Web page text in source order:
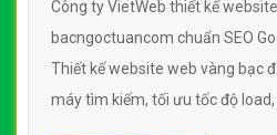
Công ty VietWeb thiết kế
bacngoctuancom chuẩn SEO
Thiết kế website web vàng bạc
máy tìm kiếm, tối ưu tốc độ